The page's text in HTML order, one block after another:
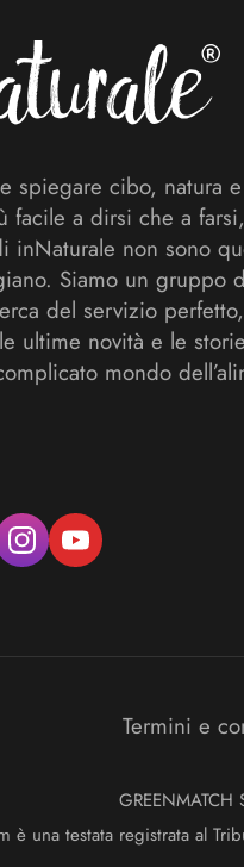
spiegare cibo, natura
facile a dirsi che a
inNaturale non sono
Siamo un gruppo
del servizio
ultime novità e le
mondo
instagramyoutube
Termini e
è una testata registrata al